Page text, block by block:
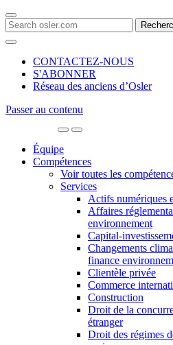
Search
for:
CONTACTEZ-NOUS
S'ABONNER
Réseau des anciens d’Osler
Passer au contenu
Navigation
Équipe
Compétences
Voir toutes les
Services
Actifs numériques
Affaires
environnement
Capital-
Changements
finance
Clientèle privée
Commerce
Construction
Droit de la
étranger
Droit des régimes